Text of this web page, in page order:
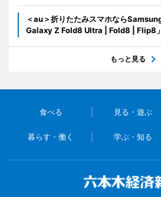
＜au＞折りたたみスマホなら
Galaxy Z Fold8 Ultra | Fold8 | Flip8
もっと見る
食べる 見る・遊ぶ
暮らす・働く 学ぶ・知る